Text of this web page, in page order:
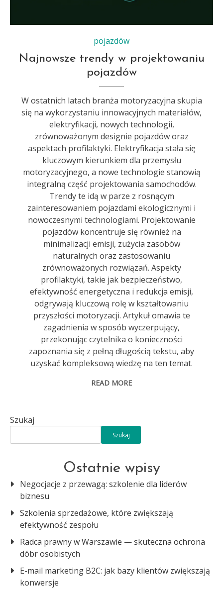
pojazdów
Najnowsze trendy w projektowaniu
pojazdów
W ostatnich latach branża motoryzacyjna skupia
się na wykorzystaniu innowacyjnych materiałów,
elektryfikacji, nowych technologii,
zrównoważonym designie pojazdów oraz
aspektach profilaktyki. Elektryfikacja stała się
kluczowym kierunkiem dla przemysłu
motoryzacyjnego, a nowe technologie stanowią
integralną część projektowania samochodów.
Trendy te idą w parze z rosnącym
zainteresowaniem pojazdami ekologicznymi i
nowoczesnymi technologiami. Projektowanie
pojazdów koncentruje się również na
minimalizacji emisji, zużycia zasobów
naturalnych oraz zastosowaniu
zrównoważonych rozwiązań. Aspekty
profilaktyki, takie jak bezpieczeństwo,
efektywność energetyczna i redukcja emisji,
odgrywają kluczową rolę w kształtowaniu
przyszłości motoryzacji. Artykuł omawia te
zagadnienia w sposób wyczerpujący,
przekonując czytelnika o konieczności
zapoznania się z pełną długością tekstu, aby
uzyskać kompleksową wiedzę na ten temat.
READ MORE
Szukaj
Szukaj
Ostatnie wpisy
Negocjacje z przewagą: szkolenie dla liderów
biznesu
Szkolenia sprzedażowe, które zwiększają
efektywność zespołu
Radca prawny w Warszawie — skuteczna ochrona
dóbr osobistych
E-mail marketing B2C: jak bazy klientów zwiększają
konwersje